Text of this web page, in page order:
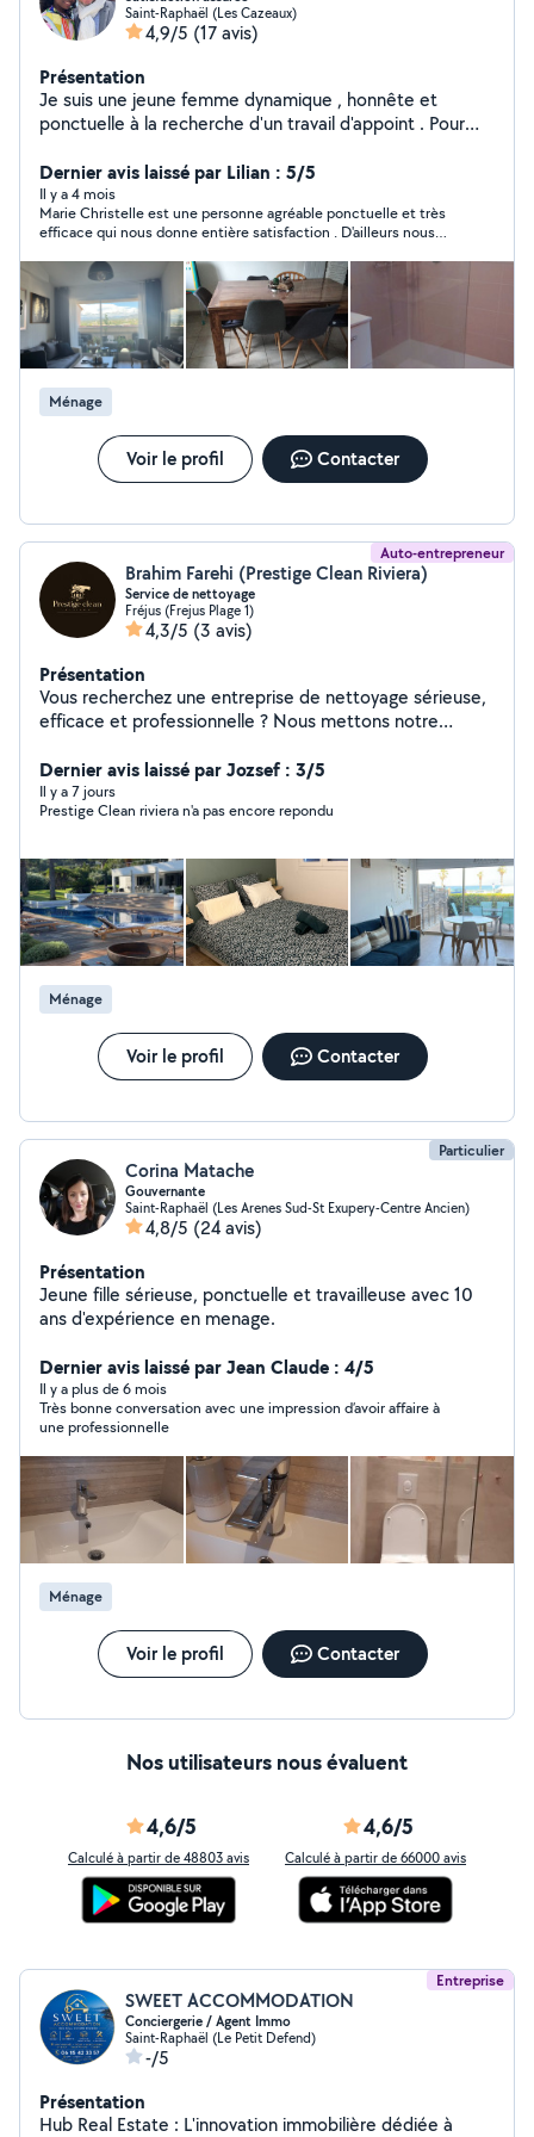
Saint-Raphaël (Les Cazeaux)
4,9/5 (17 avis)
Présentation
Je suis une jeune femme dynamique , honnête et
ponctuelle à la recherche d'un travail d'appoint . Pour
aide à la personne , nettoyage fin de chantier,nettoyage
des tapis, canapés , chaises en textile, les matelas.
N'hésitez pas à me contacter. À très vite Cordialement
Dernier avis laissé par Lilian : 5/5
Il y a 4 mois
Marie Christelle est une personne agréable ponctuelle et très
efficace qui nous donne entière satisfaction . D'ailleurs nous
Ménage
Voir le profil Contacter
Auto-entrepreneur
Brahim Farehi (Prestige Clean Riviera)
Service de nettoyage
Fréjus (Frejus Plage 1)
4,3/5 (3 avis)
Présentation
Vous recherchez une entreprise de nettoyage sérieuse,
efficace et professionnelle ? Nous mettons notre
nettoyage : Villas Maisons Appartements ️ Intérieur de
bateaux Moquettes et tapis ( traitement vapeur )
Nettoyage complet des espaces de vie et de travail
propre, sain et agréable grâce à un travail soigné et de
qualité. Discrétions Service professionnel Travail
minutieux Respect des délais Satisfaction client Que ce
soit pour un nettoyage ponctuel, après travaux, avant un
emménagement ou pour un entretien régulier, nous
sommes à votre disposition. Contactez-nous dès
maintenant pour obtenir un devis ou plus d'informations
Dernier avis laissé par Jozsef : 3/5
Il y a 7 jours
Prestige Clean riviera n'a pas encore repondu
Ménage
Voir le profil Contacter
Particulier
Corina Matache
Gouvernante
Saint-Raphaël (Les Arenes Sud-St Exupery-Centre Ancien)
4,8/5 (24 avis)
Présentation
Jeune fille sérieuse, ponctuelle et travailleuse avec 10
ans d'expérience en menage.
Dernier avis laissé par Jean Claude : 4/5
Il y a plus de 6 mois
Très bonne conversation avec une impression d’avoir affaire à
une professionnelle
Ménage
Voir le profil Contacter
Nos utilisateurs nous évaluent
4,6/5
Calculé à partir de 48803 avis
4,6/5
Calculé à partir de 66000 avis
Entreprise
SWEET ACCOMMODATION
Conciergerie / Agent Immo
Saint-Raphaël (Le Petit Defend)
-/5
Présentation
Hub Real Estate : L'innovation immobilière dédiée à